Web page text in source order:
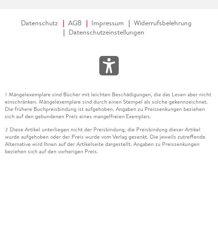
Datenschutz AGB Impressum
Widerrufsbelehrung
Datenschutzeinstellungen
1 Mängelexemplare sind Bücher mit leichten Beschädigungen, die das Lesen aber nicht
einschränken. Mängelexemplare sind durch einen Stempel als solche gekennzeichnet.
Die frühere Buchpreisbindung ist aufgehoben. Angaben zu Preissenkungen beziehen
sich auf den gebundenen Preis eines mangelfreien Exemplars.
2 Diese Artikel unterliegen nicht der Preisbindung, die Preisbindung dieser Artikel
wurde aufgehoben oder der Preis wurde vom Verlag gesenkt. Die jeweils zutreffende
Alternative wird Ihnen auf der Artikelseite dargestellt. Angaben zu Preissenkungen
beziehen sich auf den vorherigen Preis.